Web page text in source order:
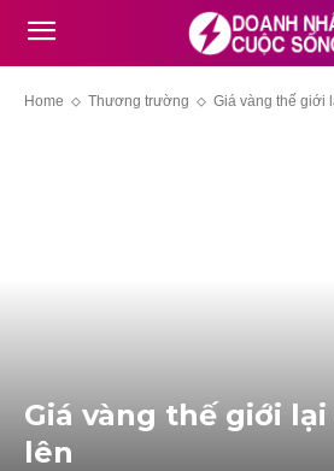
Home Thương trường Giá vàng thế giới
Giá vàng thế giới
lên